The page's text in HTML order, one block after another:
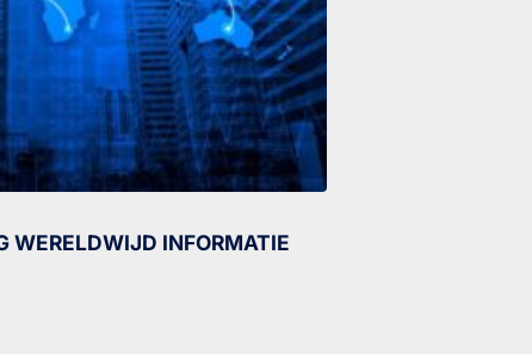
WERELDWIJD INFORMATIE